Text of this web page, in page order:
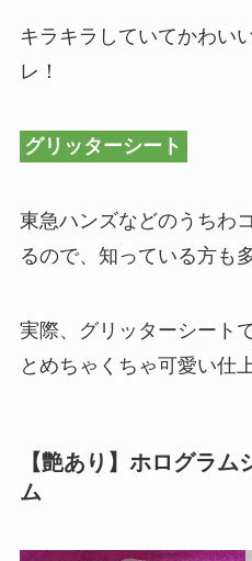
キラキラしていてかわい
レ！
グリッターシート
東急ハンズなどのうちわ
るので、知っている方も
実際、グリッターシート
とめちゃくちゃ可愛い仕
【艶あり】ホログラ
ム